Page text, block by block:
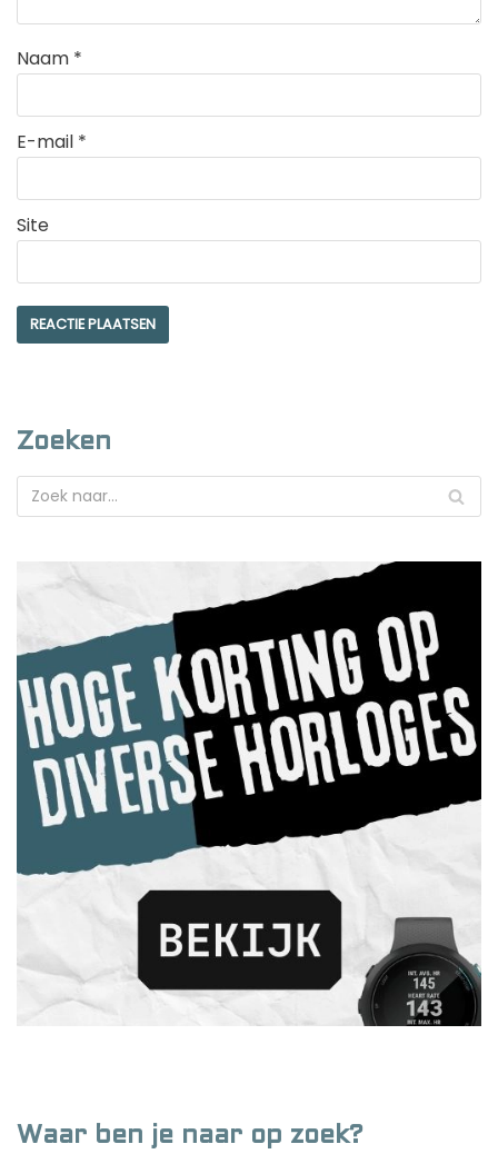
Naam *
E-mail *
Site
Zoeken
Waar ben je naar op zoek?